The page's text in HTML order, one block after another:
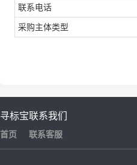
联系电话
采购主体类型
寻标宝
首页
联系我们
联系客服